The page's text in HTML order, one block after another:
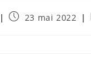
23 mai 2022